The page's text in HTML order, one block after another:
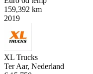
159,392 km
2019
XL Trucks
Ter Aar, Nederland